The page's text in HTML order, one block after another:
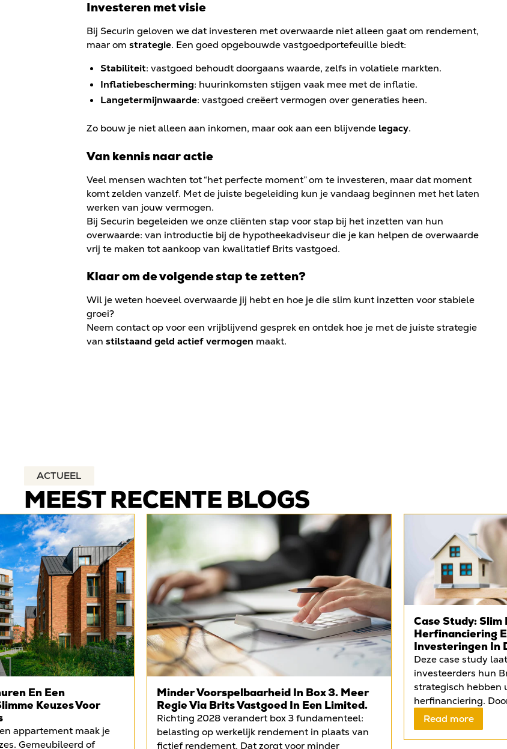
Investeren met visie
Bij Securin geloven we dat investeren met overwaarde niet alleen gaat om rendement,
maar om strategie. Een goed opgebouwde vastgoedportefeuille biedt:
Stabiliteit: vastgoed behoudt doorgaans waarde, zelfs in volatiele markten.
Inflatiebescherming: huurinkomsten stijgen vaak mee met de inflatie.
Langetermijnwaarde: vastgoed creëert vermogen over generaties heen.
Zo bouw je niet alleen aan inkomen, maar ook aan een blijvende legacy.
Van kennis naar actie
Veel mensen wachten tot “het perfecte moment” om te investeren, maar dat moment
komt zelden vanzelf. Met de juiste begeleiding kun je vandaag beginnen met het laten
werken van jouw vermogen.
Bij Securin begeleiden we onze cliënten stap voor stap bij het inzetten van hun
overwaarde: van introductie bij de hypotheekadviseur die je kan helpen de overwaarde
vrij te maken tot aankoop van kwalitatief Brits vastgoed.
Klaar om de volgende stap te zetten?
Wil je weten hoeveel overwaarde jij hebt en hoe je die slim kunt inzetten voor stabiele
groei?
Neem contact op voor een vrijblijvend gesprek en ontdek hoe je met de juiste strategie
van stilstaand geld actief vermogen maakt.
ACTUEEL
MEEST RECENTE BLOGS
En Een
Keuzes Voor
appartement maak je
Gemeubileerd of
Minder Voorspelbaarheid In Box 3. Meer
Regie Via Brits Vastgoed In Een Limited.
Richting 2028 verandert box 3 fundamenteel:
belasting op werkelijk rendement in plaats van
fictief rendement. Dat zorgt voor minder
Case Study:
Herfinanciering
Investeringen In
Deze case study
investeerders hun
strategisch hebben
herfinanciering.
Liverpool onder te
mortgage, konden
het object te
Read more